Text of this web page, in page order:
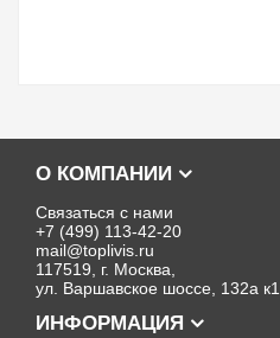
О КОМПАНИИ
Связаться с нами
+7 (499) 113-42-20
mail@toplivis.ru
117519, г. Москва,
ул. Варшавское шоссе, 132а к1
ИНФОРМАЦИЯ